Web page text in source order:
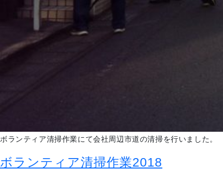
ボランティア清掃作業にて会社周辺市道の清掃を行いました。
ボランティア清掃作業2018